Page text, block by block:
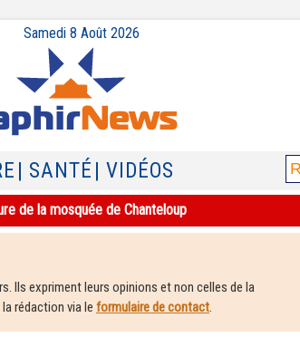
Samedi 8 Août 2026
| SANTÉ | VIDÉOS
de la mosquée de Chanteloup
Ils expriment leurs opinions et non celles de la
rédaction via le formulaire de contact.